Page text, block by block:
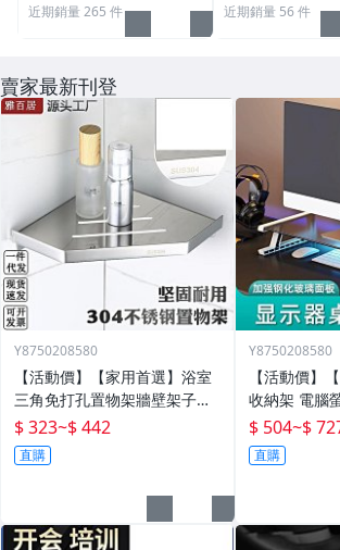
近期銷量 265 件 近期銷量 56 件
賣家最新刊登
Y8750208580
【活動價】【家用首選】浴室
三角免打孔置物架牆壁架子壁
掛分層置物架衛生間轉角架三
角籃
$ 323~$ 442
直購
Y8750208580
【活動價】
收納架 電腦
電腦架 置物增高架 桌
螢幕增高架
$ 504~$
直購